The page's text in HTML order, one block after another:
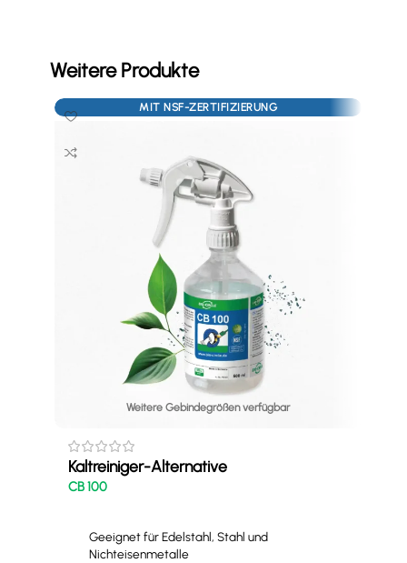
Weitere Produkte
MIT NSF-ZERTIFIZIERUNG
Weitere Gebindegrößen verfügbar
Kaltreiniger-Alternative
CB 100
Geeignet für Edelstahl, Stahl und
Nichteisenmetalle